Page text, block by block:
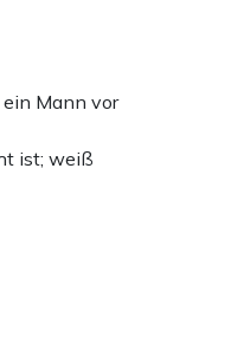
Mann vor
ist; weiß